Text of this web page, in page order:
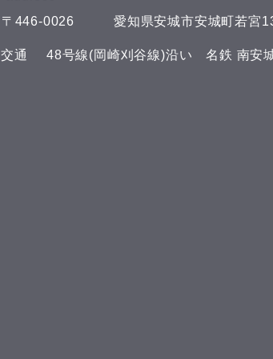
​〒446-0026
愛知県安城市安城町若宮
​交通 ​48号線(岡崎刈谷線)沿い 名鉄 南安